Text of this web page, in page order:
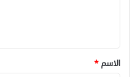
*
الاسم*